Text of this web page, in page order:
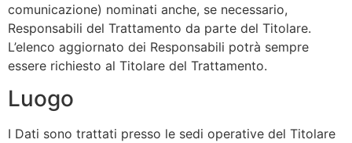
comunicazione) nominati anche, se necessario,
Responsabili del Trattamento da parte del Titolare.
L’elenco aggiornato dei Responsabili potrà sempre
essere richiesto al Titolare del Trattamento.
Luogo
I Dati sono trattati presso le sedi operative del Titolare